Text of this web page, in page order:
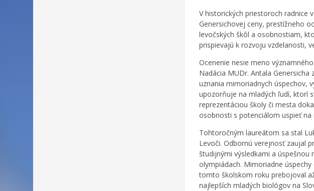
V historických priestoroch radnice
Genersichovej ceny, prestížneho
levočských škôl a osobnostiam,
prispievajú k rozvoju vzdelanosti,
Ocenenie nesie meno
Nadácia MUDr. Antala
uznania mimoriadnych úspechov,
upozorňuje na mladých ľudí, ktorí
reprezentáciou školy či mesta
osobnosti s potenciálom uspieť
Tohtoročným laureátom sa stal
Levoči. Odbornú verejnosť zaujal
študijnými výsledkami a úspešnou
olympiádach. Mimoriadne
tomto školskom roku prebojoval
najlepších mladých biológov na